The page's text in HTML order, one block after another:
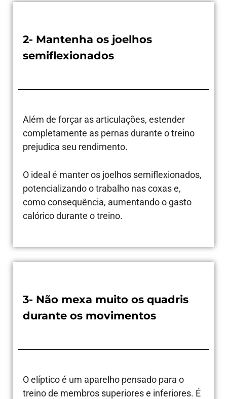
2- Mantenha os joelhos
semiflexionados
Além de forçar as articulações, estender
completamente as pernas durante o treino
prejudica seu rendimento.
O ideal é manter os joelhos semiflexionados,
potencializando o trabalho nas coxas e,
como consequência, aumentando o gasto
calórico durante o treino.
3- Não mexa muito os quadris
durante os movimentos
O elíptico é um aparelho pensado para o
treino de membros superiores e inferiores. É